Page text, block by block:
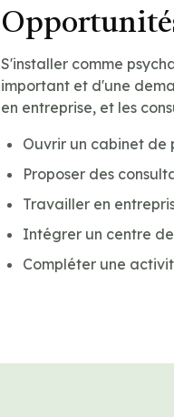
S'installer comme
important et d'une
en entreprise, et les
Ouvrir un cabinet de
Proposer des
Travailler en
Intégrer un centre
Compléter une